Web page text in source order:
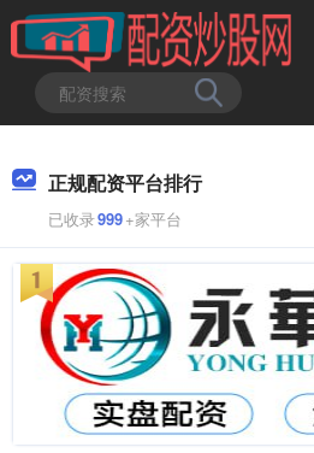
正规配资平台排行
已收录999+家平台